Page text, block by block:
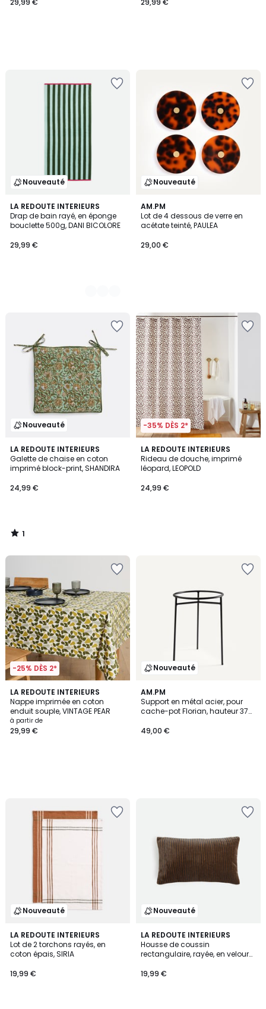
29,99 €
29,99 €
Nouveauté
LA REDOUTE INTERIEURS
Drap de bain rayé, en éponge
bouclette 500g, DANI BICOLORE
29,99 €
2
Couleurs
Nouveauté
AM.PM
Lot de 4 dessous de verre en
acétate teinté, PAULEA
29,00 €
Nouveauté
LA REDOUTE INTERIEURS
Galette de chaise en coton
imprimé block-print, SHANDIRA
24,99 €
1
/
5
1
/
-35% DÈS 2*
LA REDOUTE INTERIEURS
Rideau de douche, imprimé
léopard, LEOPOLD
24,99 €
-25% DÈS 2*
LA REDOUTE INTERIEURS
Nappe imprimée en coton
enduit souple, VINTAGE PEAR
à partir de
29,99 €
Nouveauté
AM.PM
Support en métal acier, pour
cache-pot Florian, hauteur 37
49,00 €
Nouveauté
LA REDOUTE INTERIEURS
Lot de 2 torchons rayés, en
coton épais, SIRIA
19,99 €
Nouveauté
LA REDOUTE INTERIEURS
Housse de coussin
rectangulaire, rayée, en velours,
19,99 €